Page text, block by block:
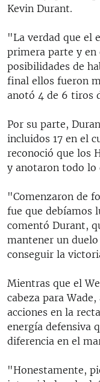
Kevin Durant.
"La verdad que el
primera parte y
posibilidades de
final ellos fueron
anotó 4 de 6 tiros
Por su parte,
incluidos 17 en el
reconoció que los
y anotaron todo lo
"Comenzaron de
fue que debíamos
comentó Durant,
mantener un
conseguir la
Mientras que el
cabeza para
acciones en la
energía defensiva
diferencia en el
"Honestamente,